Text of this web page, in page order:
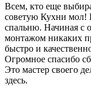
Всем, кто еще
советую Кухни мол!
спальню. Начиная с
монтажом никаких
быстро и
Огромное спасибо
Это мастер своего
здесь.